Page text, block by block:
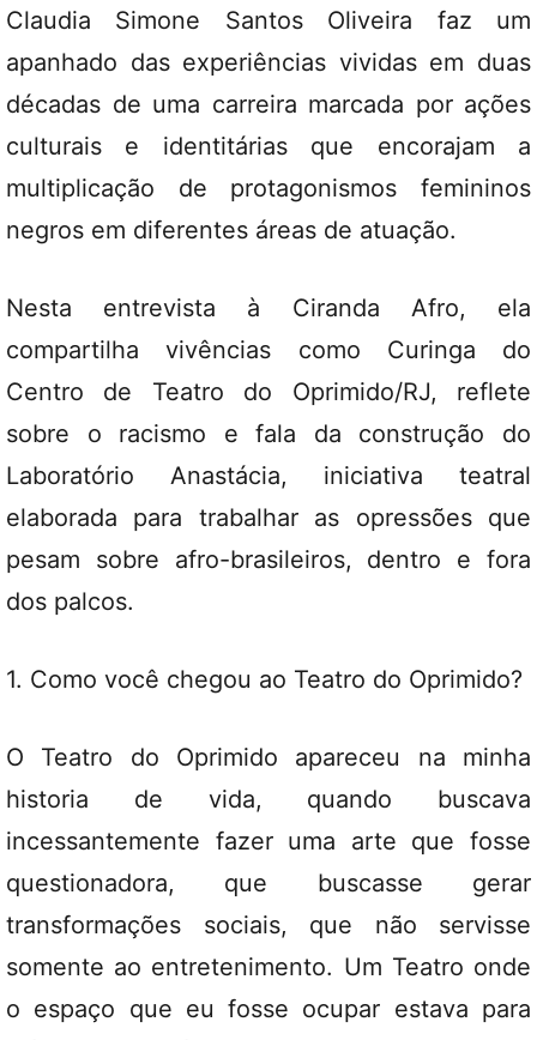
Claudia Simone Santos Oliveira faz um
apanhado das experiências vividas em duas
décadas de uma carreira marcada por ações
culturais e identitárias que encorajam a
multiplicação de protagonismos femininos
negros em diferentes áreas de atuação.
Nesta entrevista à Ciranda Afro, ela
compartilha vivências como Curinga do
Centro de Teatro do Oprimido/RJ, reflete
sobre o racismo e fala da construção do
Laboratório Anastácia, iniciativa teatral
elaborada para trabalhar as opressões que
pesam sobre afro-brasileiros, dentro e fora
dos palcos.
1. Como você chegou ao Teatro do Oprimido?
O Teatro do Oprimido apareceu na minha
historia de vida, quando buscava
incessantemente fazer uma arte que fosse
questionadora, que buscasse gerar
transformações sociais, que não servisse
somente ao entretenimento. Um Teatro onde
o espaço que eu fosse ocupar estava para